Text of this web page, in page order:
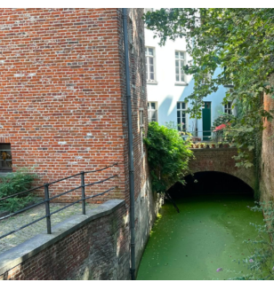
l'article "À Bruxelles, le blocus
: un ancien bras de la
une ancienne brasserie
patrimoine bruxellois